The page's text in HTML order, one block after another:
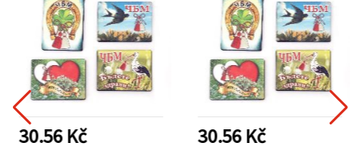
30.56 Kč 30.56 Kč